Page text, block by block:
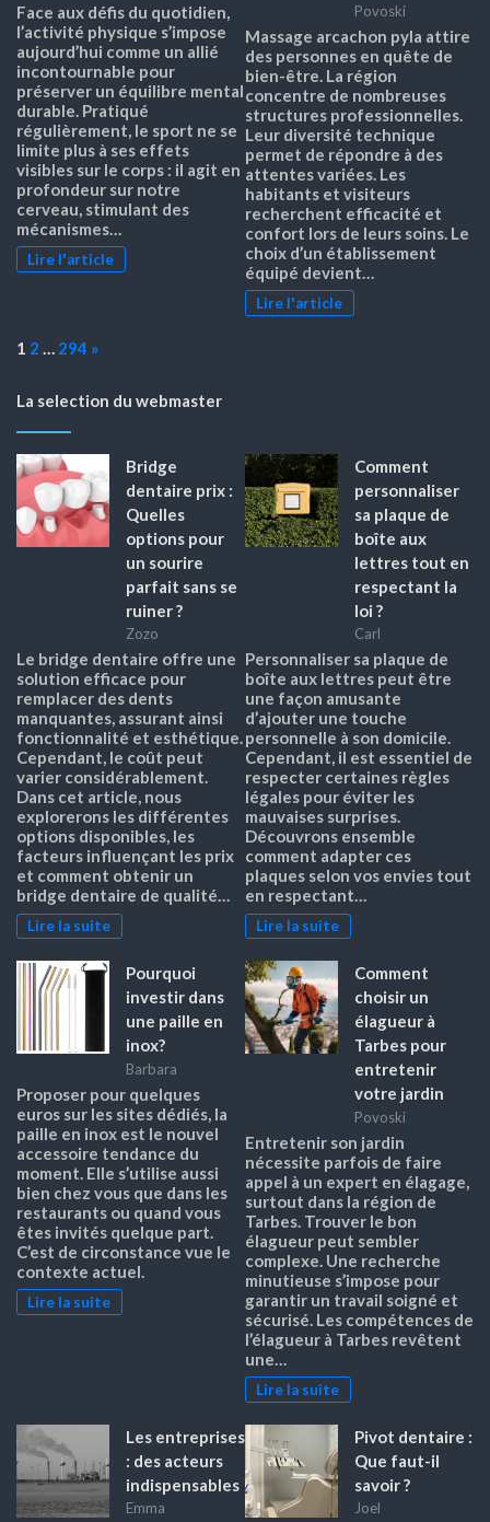
Face aux défis du quotidien,
l’activité physique s’impose
aujourd’hui comme un allié
incontournable pour
préserver un équilibre mental
durable. Pratiqué
régulièrement, le sport ne se
limite plus à ses effets
visibles sur le corps : il agit en
profondeur sur notre
cerveau, stimulant des
mécanismes…
Lire l'article
Povoski
Massage arcachon pyla attire
des personnes en quête de
bien-être. La région
concentre de nombreuses
structures professionnelles.
Leur diversité technique
permet de répondre à des
attentes variées. Les
habitants et visiteurs
recherchent efficacité et
confort lors de leurs soins. Le
choix d’un établissement
équipé devient…
Lire l'article
Page:
1 2 294 Next
»
La selection du webmaster
Bridge
dentaire prix :
Quelles
options pour
un sourire
parfait sans se
ruiner ?
Zozo
Le bridge dentaire offre une
solution efficace pour
remplacer des dents
manquantes, assurant ainsi
fonctionnalité et esthétique.
Cependant, le coût peut
varier considérablement.
Dans cet article, nous
explorerons les différentes
options disponibles, les
facteurs influençant les prix
et comment obtenir un
bridge dentaire de qualité…
Lire la suite
Comment
personnaliser
sa plaque de
boîte aux
lettres tout en
respectant la
loi ?
Carl
Personnaliser sa plaque de
boîte aux lettres peut être
une façon amusante
d’ajouter une touche
personnelle à son domicile.
Cependant, il est essentiel de
respecter certaines règles
légales pour éviter les
mauvaises surprises.
Découvrons ensemble
comment adapter ces
plaques selon vos envies tout
en respectant…
Lire la suite
Pourquoi
investir dans
une paille en
inox?
Barbara
Proposer pour quelques
euros sur les sites dédiés, la
paille en inox est le nouvel
accessoire tendance du
moment. Elle s’utilise aussi
bien chez vous que dans les
restaurants ou quand vous
êtes invités quelque part.
C’est de circonstance vue le
contexte actuel.
Lire la suite
Comment
choisir un
élagueur à
Tarbes pour
entretenir
votre jardin
Povoski
Entretenir son jardin
nécessite parfois de faire
appel à un expert en élagage,
surtout dans la région de
Tarbes. Trouver le bon
élagueur peut sembler
complexe. Une recherche
minutieuse s’impose pour
garantir un travail soigné et
sécurisé. Les compétences de
l’élagueur à Tarbes revêtent
une…
Lire la suite
Les entreprises
: des acteurs
indispensables
Emma
Pivot dentaire :
Que faut-il
savoir ?
Joel